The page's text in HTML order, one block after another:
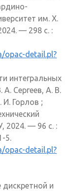
им. Х.
— 298 с. :
opac-detail.pl?
интегральных
Сергеев, А. В.
И. Горлов ;
2024. — 96 с. :
5.
opac-detail.pl?
дискретной и